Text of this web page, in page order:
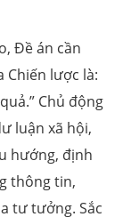
Đề án cần
Chiến lược là:
Chủ động
luận xã hội,
hướng, định
thông tin,
tư tưởng. Sắc